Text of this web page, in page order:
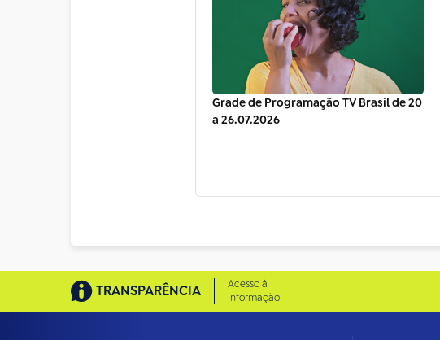
Grade de Programação TV Brasil de 20
a 26.07.2026
TRANSPARÊNCIA
Acesso à
Informação